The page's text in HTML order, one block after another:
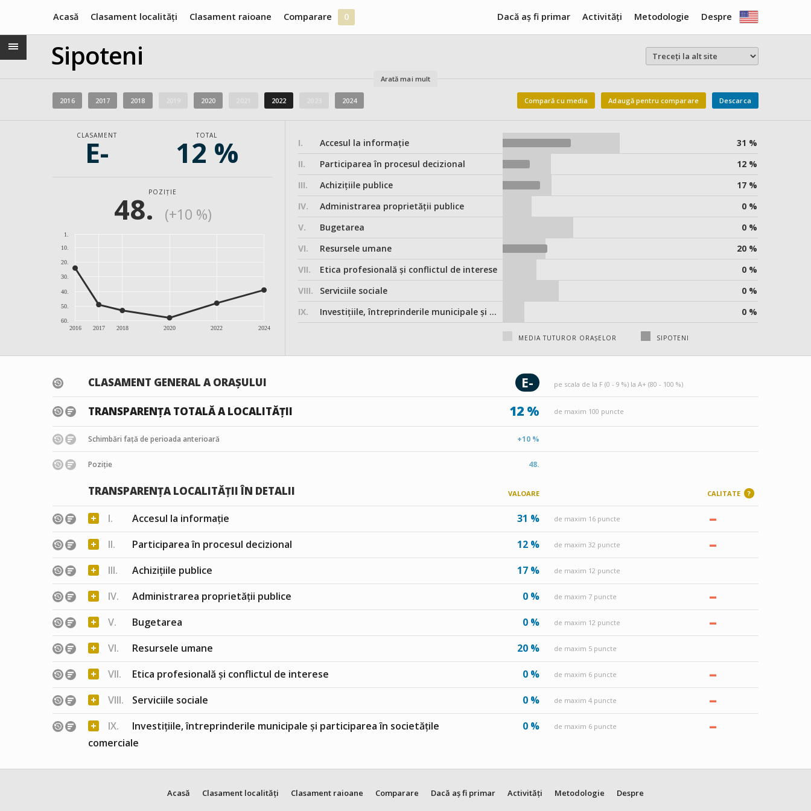
Acasă Despre
Clasament localități Metodologie
Clasament raioane Activități
Comparare 0 Dacă aș fi primar
Sipoteni
Arată mai mult
2016 2017 2018 2020 2022 2024 Descarca
Adaugă pentru comparare
Compară cu media
CLASAMENT
E- TOTAL
12 %
POZIȚIE
48. (+10 %)
2016 2017 2018 2020 2022 2024
1.
10.
20.
30.
40.
50.
60.
I. Accesul la informație
31 %
II.
Participarea în procesul decizional
12 %
III.
Achizițiile publice
17 %
IV.
Administrarea proprietății publice
0 %
V.
Bugetarea
0 %
VI.
Resursele umane
20 %
VII.
Etica profesională și conflictul de interese
0 %
VIII.
Serviciile sociale
0 %
IX.
Investițiile, întreprinderile municipale și participarea în societățile comerciale 0 %
MEDIA TUTUROR ORAȘELOR SIPOTENI
CLASAMENT GENERAL A ORAȘULUI E- pe scala de la F (0 - 9 %) la A+ (80 - 100 %)
TRANSPARENȚA TOTALĂ A LOCALITĂȚII 12 % de maxim 100 puncte
Schimbări față de perioada anterioară +10 %
Poziție 48.
TRANSPARENȚA LOCALITĂȚII ÎN DETALII VALOARE CALITATE ?
+ I. Accesul la informație 31 % de maxim 16 puncte –
+ II. Participarea în procesul decizional 12 % de maxim 32 puncte –
+ III. Achizițiile publice 17 % de maxim 12 puncte
+ IV. Administrarea proprietății publice 0 % de maxim 7 puncte –
+ V. Bugetarea 0 % de maxim 12 puncte –
+ VI. Resursele umane 20 % de maxim 5 puncte
+ VII. Etica profesională și conflictul de interese 0 % de maxim 6 puncte –
+ VIII. Serviciile sociale 0 % de maxim 4 puncte –
+ IX.
Investițiile, întreprinderile municipale și participarea în societățile
comerciale
0 % de maxim 6 puncte –
Acasă Clasament localități Clasament raioane Comparare Dacă aș fi primar Activități Metodologie Despre